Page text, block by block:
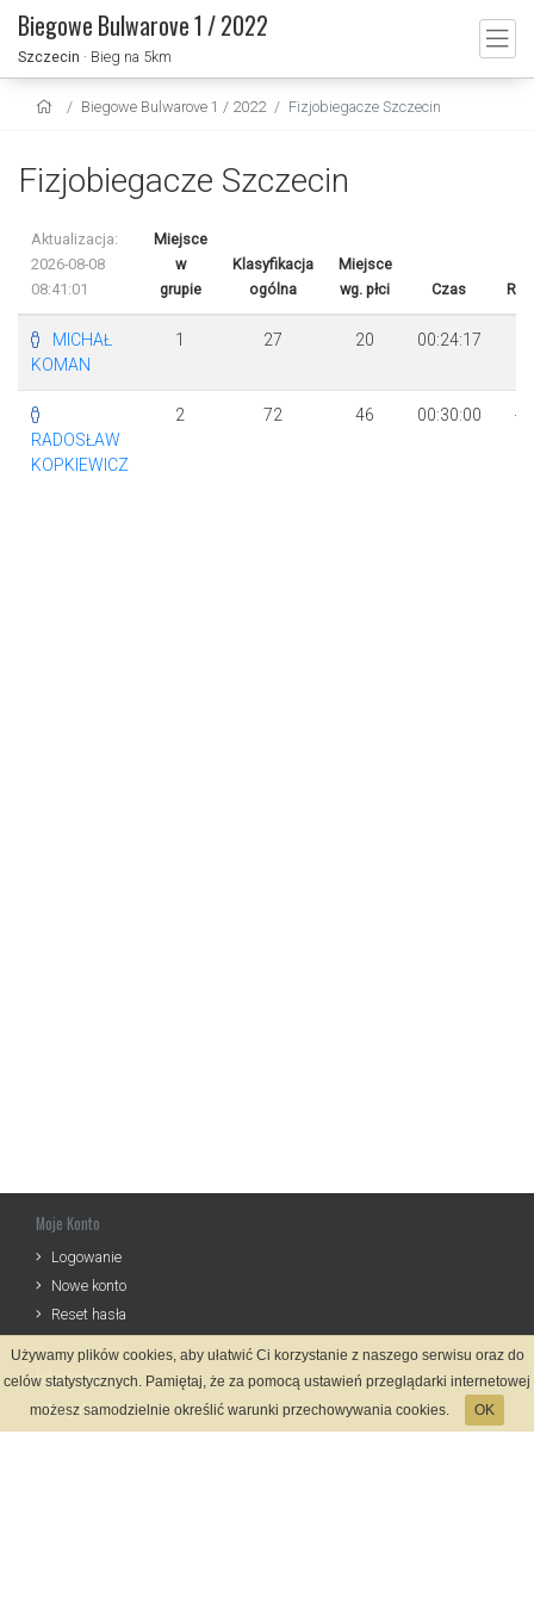
Biegowe Bulwarove 1 / 2022
Szczecin · Bieg na 5km
Biegowe Bulwarove 1 / 2022 Fizjobiegacze Szczecin
Fizjobiegacze Szczecin
Aktualizacja:
2026-08-08
08:41:01
Miejsce
w
grupie
Klasyfikacja
ogólna
Miejsce
wg. płci
Czas
MICHAŁ
KOMAN
1 27 20 00:24:17
RADOSŁAW
KOPKIEWICZ
2 72 46 00:30:00
+
Moje Konto
Logowanie
Nowe konto
Reset hasła
Informacje
Regulamin
Używamy plików cookies, aby ułatwić Ci korzystanie z naszego serwisu oraz do
celów statystycznych. Pamiętaj, że za pomocą ustawień przeglądarki internetowej
możesz samodzielnie określić warunki przechowywania cookies.
OK